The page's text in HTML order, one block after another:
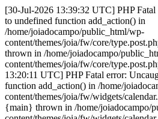
[30-Jul-2026 13:39:32 UTC] PHP
to undefined function add_action() in
/home/joiadocampo/public_html/wp-
content/themes/joia/fw/core/
thrown in /home/joiadocampo/
content/themes/joia/fw/core/
13:20:11 UTC] PHP Fatal error:
function add_action() in /home/
content/themes/joia/fw/widgets/
{main} thrown in /home/joiadocampo/